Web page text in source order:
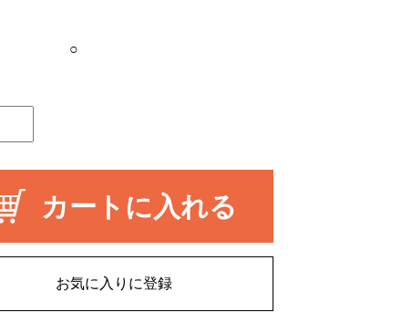
○
カートに入れる
お気に入りに登録